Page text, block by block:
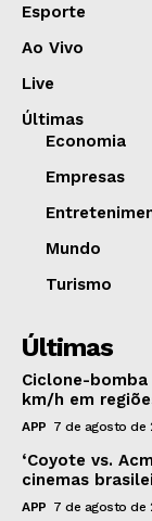
Esporte
Ao Vivo
Live
Últimas
Economia
Empresas
Mundo
Turismo
Últimas
Ciclone-
km/h em
APP 7 de agosto de
‘Coyote vs.
cinemas
APP 7 de agosto de